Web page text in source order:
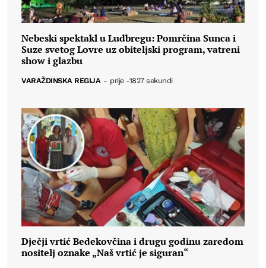
Nebeski spektakl u Ludbregu: Pomrčina Sunca i
Suze svetog Lovre uz obiteljski program, vatreni
show i glazbu
VARAŽDINSKA REGIJA - prije -1827 sekundi
Dječji vrtić Bedekovčina i drugu godinu zaredom
nositelj oznake „Naš vrtić je siguran“